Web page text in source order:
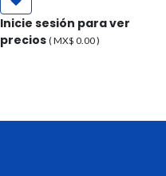
Inicie sesión para ver
precios ( MX$ 0.00)